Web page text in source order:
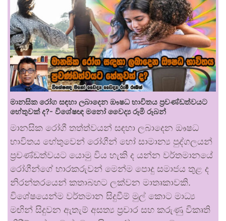
මානසික රෝග සඳහා ලබාදෙන ඖෂධ භාවිතය ප්‍රචණ්ඩත්වයට
හේතුවක් ද?- විශේෂඥ මනෝ වෛද්‍ය රූමි රූබන්
මානසික රෝගී තත්ත්වයන් සඳහා ලබාදෙන ඖෂධ
භාවිතය හේතුවෙන් රෝගීන් හෝ සාමාන්‍ය පුද්ගලයන්
ප්‍රචණ්ඩත්වයට යොමු විය හැකි ද යන්න වර්තමානයේ
රෝගීන්ගේ භාරකරුවන් මෙන්ම පොදු සමාජය තුළ ද
නිරන්තරයෙන් කතාබහට ලක්වන මාතෘකාවකි.
විශේෂයෙන්ම වර්තමාන සිදුවීම් මුල් කොට මාධ්‍ය
මඟින් සිදුවන ඇතැම් අසත්‍ය ප්‍රචාර සහ කරුණු විකෘති